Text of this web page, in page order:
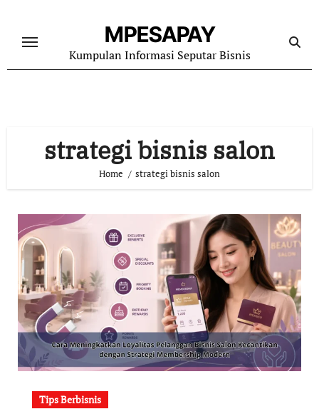
content
MPESAPAY
Kumpulan Informasi Seputar Bisnis
strategi bisnis salon
Home strategi bisnis salon
Tips Berbisnis